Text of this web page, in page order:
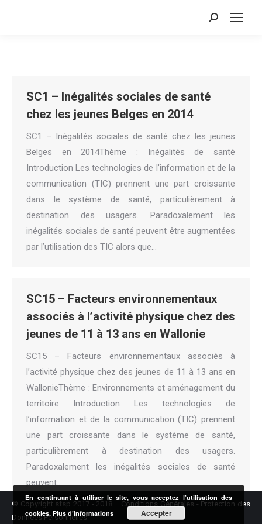
Search:
SC1 – Inégalités sociales de santé
chez les jeunes Belges en 2014
SC1 – Inégalités sociales de santé chez les jeunes
Belges en 2014Thème : Inégalités de santé
Introduction Les technologies de l’information et de la
communication (TIC) prennent une part croissante
dans le système de santé, particulièrement à
destination des usagers. Paradoxalement les
inégalités sociales de santé peuvent être augmentées
par l’utilisation des TIC alors que…
SC15 – Facteurs environnementaux
associés à l’activité physique chez des
jeunes de 11 à 13 ans en Wallonie
SC15 – Facteurs environnementaux associés à
l’activité physique chez des jeunes de 11 à 13 ans en
WallonieThème : Environnements et aménagement du
territoire Introduction Les technologies de
l’information et de la communication (TIC) prennent
une part croissante dans le système de santé,
particulièrement à destination des usagers.
Paradoxalement les inégalités sociales de santé
peuvent…
© Copyright sfsp 2017 - 2018 Conditions Générales - Protection des
Données Personnelles
En continuant à utiliser le site, vous acceptez l’utilisation des
cookies.Plus d’informations Accepter